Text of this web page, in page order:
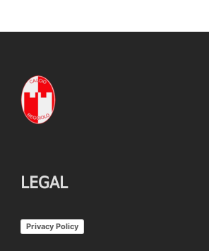
LEGAL
Privacy Policy